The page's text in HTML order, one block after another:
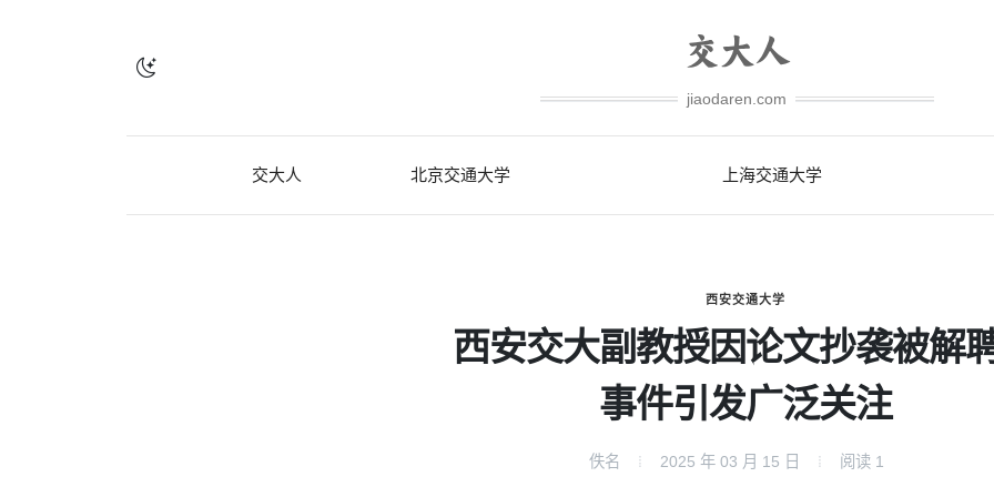
jiaodaren.com
交大人 北京交通大学 上海交通大学
西安交通大学
西安交大副教授因论文抄袭被解聘
事件引发广泛关注
佚名 2025 年 03 月 15 日 阅读 1